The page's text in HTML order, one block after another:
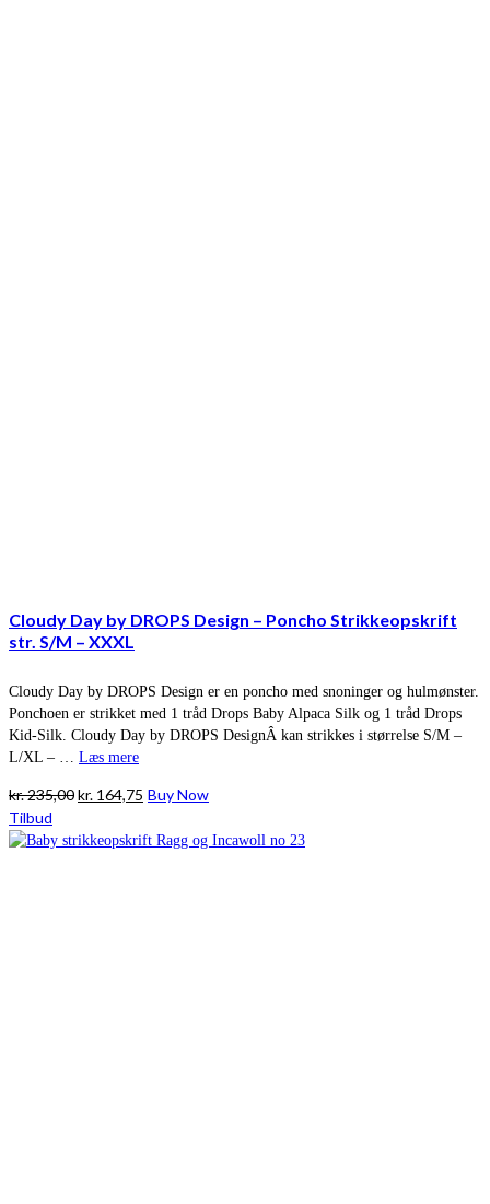
Cloudy Day by DROPS Design – Poncho Strikkeopskrift
str. S/M – XXXL
Cloudy Day by DROPS Design er en poncho med snoninger og hulmønster.
Ponchoen er strikket med 1 tråd Drops Baby Alpaca Silk og 1 tråd Drops
Kid-Silk. Cloudy Day by DROPS DesignÂ kan strikkes i størrelse S/M –
L/XL – … Læs mere
kr.235,00Den
pris
kr. 164,75 Den
pris
Buy Now
Tilbud